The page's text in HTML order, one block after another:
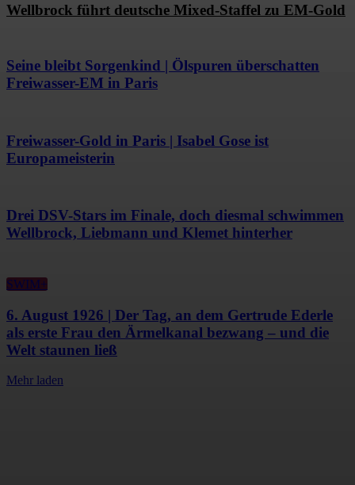
Wellbrock führt deutsche Mixed-Staffel zu EM-Gold
Seine bleibt Sorgenkind | Ölspuren überschatten
Freiwasser-EM in Paris
Freiwasser-Gold in Paris | Isabel Gose ist
Europameisterin
Drei DSV-Stars im Finale, doch diesmal schwimmen
Wellbrock, Liebmann und Klemet hinterher
SWIM+
6. August 1926 | Der Tag, an dem Gertrude Ederle
als erste Frau den Ärmelkanal bezwang – und die
Welt staunen ließ
Mehr laden